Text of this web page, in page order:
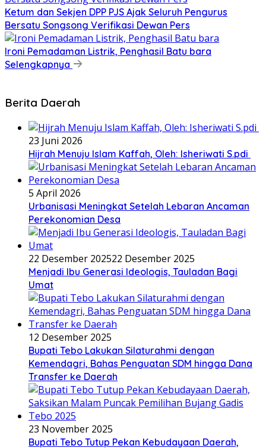
Ketum dan Sekjen DPP PJS Ajak Seluruh Pengurus
Bersatu Songsong Verifikasi Dewan Pers
Ironi Pemadaman Listrik, Penghasil Batu bara
Selengkapnya
Berita Daerah
23 Juni 2026
Hijrah Menuju Islam Kaffah, Oleh: Isheriwati S.pdi
5 April 2026
Urbanisasi Meningkat Setelah Lebaran Ancaman
Perekonomian Desa
22 Desember 202522 Desember 2025
Menjadi Ibu Generasi Ideologis, Tauladan Bagi
Umat
12 Desember 2025
Bupati Tebo Lakukan Silaturahmi dengan
Kemendagri, Bahas Penguatan SDM hingga Dana
Transfer ke Daerah
23 November 2025
Bupati Tebo Tutup Pekan Kebudayaan Daerah,